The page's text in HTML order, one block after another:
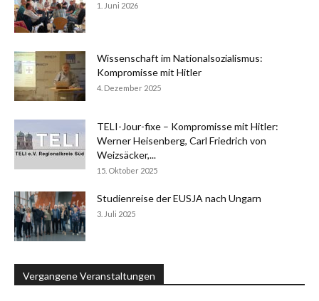
1. Juni 2026
Wissenschaft im Nationalsozialismus:
Kompromisse mit Hitler
4. Dezember 2025
TELI-Jour-fixe – Kompromisse mit Hitler:
Werner Heisenberg, Carl Friedrich von
Weizsäcker,...
15. Oktober 2025
Studienreise der EUSJA nach Ungarn
3. Juli 2025
Vergangene Veranstaltungen